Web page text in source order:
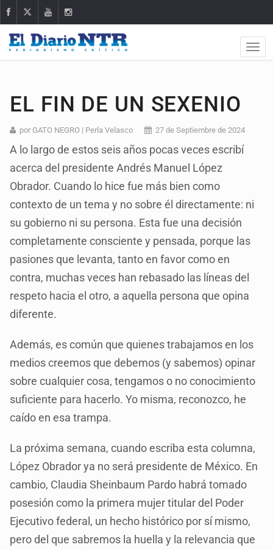
EL FIN DE UN SEXENIO
por GATO NEGRO | Perla Velasco 27 de Septiembre de 2024
A lo largo de estos seis años pocas veces escribí
acerca del presidente Andrés Manuel López
Obrador. Cuando lo hice fue más bien como
contexto de un tema y no sobre él directamente: ni
su gobierno ni su persona. Esta fue una decisión
completamente consciente y pensada, porque las
pasiones que levanta, tanto en favor como en
contra, muchas veces han rebasado las líneas del
respeto hacia el otro, a aquella persona que opina
diferente.
Además, es común que quienes trabajamos en los
medios creemos que debemos (y sabemos) opinar
sobre cualquier cosa, tengamos o no conocimiento
suficiente para hacerlo. Yo misma, reconozco, he
caído en esa trampa.
La próxima semana, cuando escriba esta columna,
López Obrador ya no será presidente de México. En
cambio, Claudia Sheinbaum Pardo habrá tomado
posesión como la primera mujer titular del Poder
Ejecutivo federal, un hecho histórico por sí mismo,
pero del que sabremos la huella y la relevancia que